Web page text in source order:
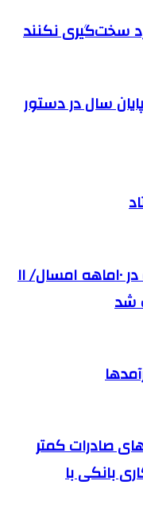
سخت‌گیری نکنند
سال در دستور
حسابرسی بیش از ۶۷۰ شرکت در ۱۰ماهه امسال/ ۱۱
شد
صادرات کمتر
بانکی با